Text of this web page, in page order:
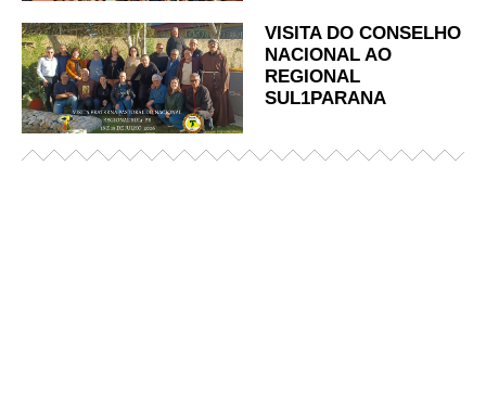
VISITA DO CONSELHO
NACIONAL AO
REGIONAL
SUL1PARANA